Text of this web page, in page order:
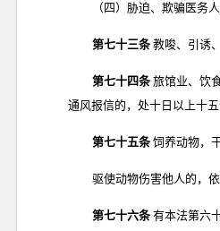
（四）胁迫、欺骗医务
第七十三条 教唆、引诱
第七十四条 旅馆业、饮
通风报信的，处十日以上十五
第七十五条 饲养动物，
驱使动物伤害他人的，
第七十六条 有本法第六